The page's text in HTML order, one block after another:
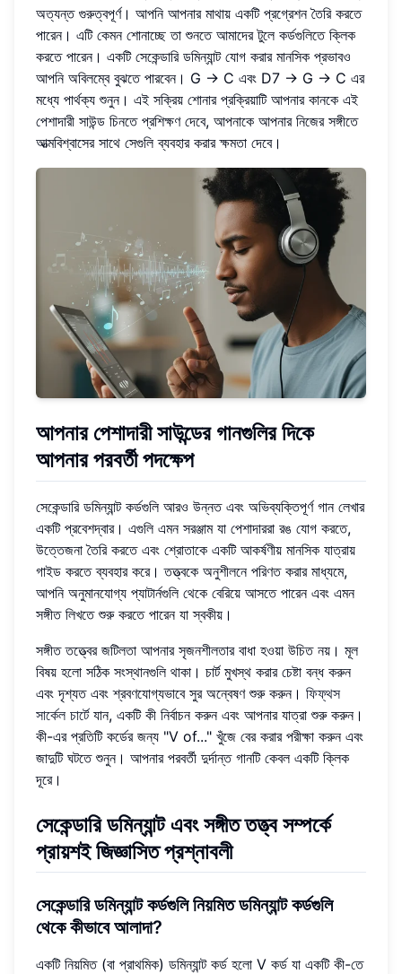
অত্যন্ত গুরুত্বপূর্ণ। আপনি আপনার মাথায় একটি প্রগ্রেশন তৈরি করতে
পারেন। এটি কেমন শোনাচ্ছে তা শুনতে আমাদের টুলে কর্ডগুলিতে ক্লিক
করতে পারেন। একটি সেকেন্ডারি ডমিন্যান্ট যোগ করার মানসিক প্রভাবও
আপনি অবিলম্বে বুঝতে পারবেন। G -> C এবং D7 -> G -> C এর
মধ্যে পার্থক্য শুনুন। এই সক্রিয় শোনার প্রক্রিয়াটি আপনার কানকে এই
পেশাদারী সাউন্ড চিনতে প্রশিক্ষণ দেবে, আপনাকে আপনার নিজের সঙ্গীতে
আত্মবিশ্বাসের সাথে সেগুলি ব্যবহার করার ক্ষমতা দেবে।
আপনার পেশাদারী সাউন্ডের গানগুলির দিকে
আপনার পরবর্তী পদক্ষেপ
সেকেন্ডারি ডমিন্যান্ট কর্ডগুলি আরও উন্নত এবং অভিব্যক্তিপূর্ণ গান লেখার
একটি প্রবেশদ্বার। এগুলি এমন সরঞ্জাম যা পেশাদাররা রঙ যোগ করতে,
উত্তেজনা তৈরি করতে এবং শ্রোতাকে একটি আকর্ষণীয় মানসিক যাত্রায়
গাইড করতে ব্যবহার করে। তত্ত্বকে অনুশীলনে পরিণত করার মাধ্যমে,
আপনি অনুমানযোগ্য প্যাটার্নগুলি থেকে বেরিয়ে আসতে পারেন এবং এমন
সঙ্গীত লিখতে শুরু করতে পারেন যা স্বকীয়।
সঙ্গীত তত্ত্বের জটিলতা আপনার সৃজনশীলতার বাধা হওয়া উচিত নয়। মূল
বিষয় হলো সঠিক সংস্থানগুলি থাকা। চার্ট মুখস্থ করার চেষ্টা বন্ধ করুন
এবং দৃশ্যত এবং শ্রবণযোগ্যভাবে সুর অন্বেষণ শুরু করুন। ফিফ্থস
সার্কেল চার্টেযান, একটি কী নির্বাচন করুন এবং আপনার যাত্রা শুরু করুন।
কী-এর প্রতিটি কর্ডের জন্য "V of..." খুঁজে বের করার পরীক্ষা করুন এবং
জাদুটি ঘটতে শুনুন। আপনার পরবর্তী দুর্দান্ত গানটি কেবল একটি ক্লিক
দূরে।
সেকেন্ডারি ডমিন্যান্ট এবং সঙ্গীত তত্ত্ব সম্পর্কে
প্রায়শই জিজ্ঞাসিত প্রশ্নাবলী
সেকেন্ডারি ডমিন্যান্ট কর্ডগুলি নিয়মিত ডমিন্যান্ট কর্ডগুলি
থেকে কীভাবে আলাদা?
একটি নিয়মিত (বা প্রাথমিক) ডমিন্যান্ট কর্ড হলো V কর্ড যা একটি কী-তে